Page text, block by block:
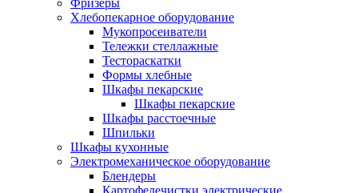
Хлебопекарное оборудование
Мукопросеиватели
Тележки стеллажные
Тестораскатки
Формы хлебные
Шкафы пекарские
Шкафы пекарские
Шкафы расстоечные
Шпильки
Шкафы кухонные
Электромеханическое оборудование
Блендеры
Картофелечистки электрические